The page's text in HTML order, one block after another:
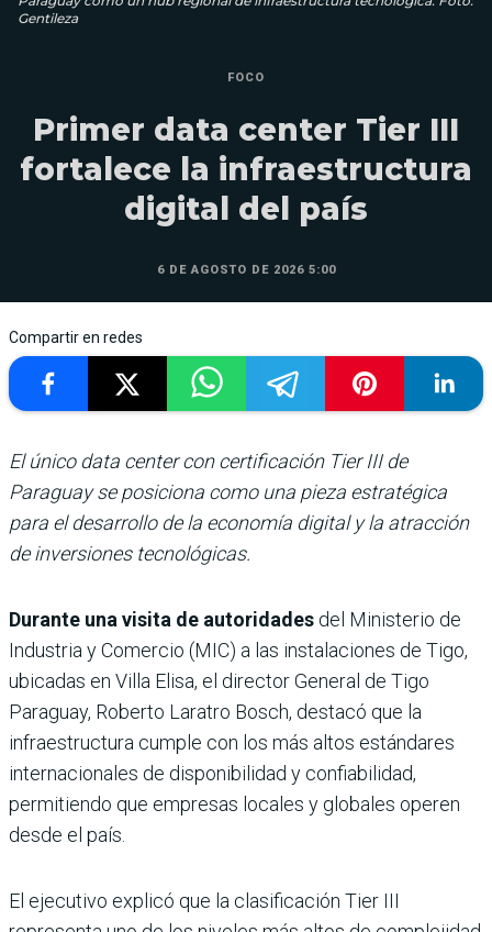
Gentileza
FOCO
Primer data center Tier III
fortalece la infraestructura
digital del país
6 DE AGOSTO DE 2026 5:00
Compartir en redes
El único data center con certificación Tier III de
Paraguay se posiciona como una pieza estratégica
para el desarrollo de la economía digital y la atracción
de inversiones tecnológicas.
Durante una visita de autoridades del Ministerio de
Industria y Comercio (MIC) a las instalaciones de Tigo,
ubicadas en Villa Elisa, el director General de Tigo
Paraguay, Roberto Laratro Bosch, destacó que la
infraestructura cumple con los más altos estándares
internacionales de disponibilidad y confiabilidad,
permitiendo que empresas locales y globales operen
desde el país.
El ejecutivo explicó que la clasificación Tier III